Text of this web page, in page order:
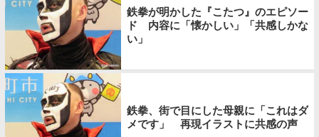
鉄拳が明かした『こたつ』のエピソー
ド 内容に「懐かしい」「共感しかな
い」
鉄拳、街で目にした母親に「これはダ
メです」 再現イラストに共感の声